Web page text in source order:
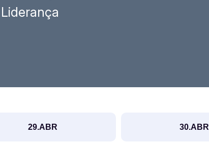
Liderança
29.ABR 30.ABR